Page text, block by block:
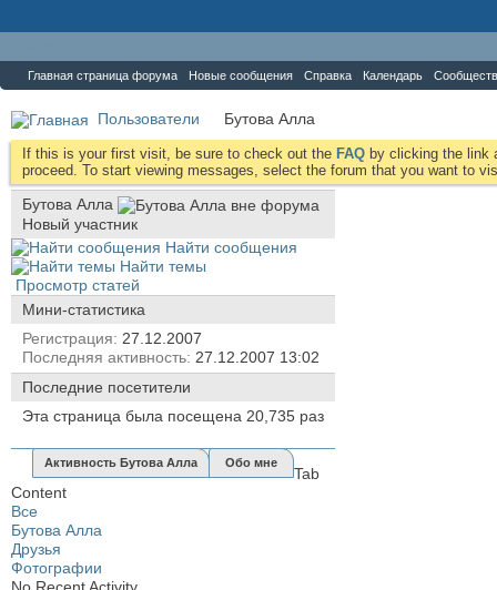
Главная страница форума Новые сообщения Справка Календарь
Пользователи Бутова Алла
If this is your first visit, be sure to check out the FAQ by clicking the link
proceed. To start viewing messages, select the forum that you want to
Бутова Алла
Новый участник
Найти сообщения
Найти темы
Просмотр статей
Мини-статистика
Регистрация
27.12.2007
Последняя активность 27.12.2007 13:02
Последние посетители
Эта страница была посещена 20,735 раз
Активность Бутова Алла Обо мне
Tab
Content
Все
Бутова Алла
Друзья
Фотографии
No Recent Activity